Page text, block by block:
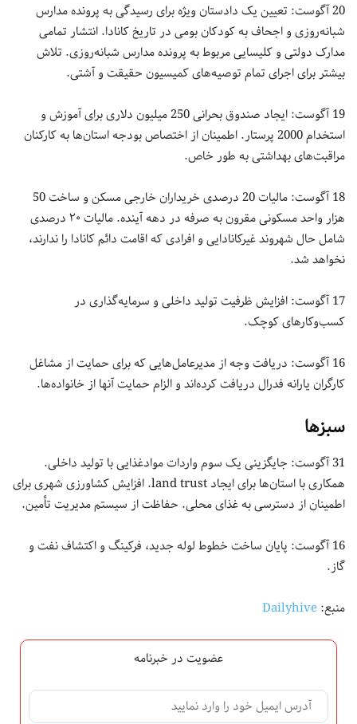
20 آگوست: تعیین یک دادستان ویژه برای رسیدگی به پرونده مدارس
شبانه‌روزی و اجحاف به کودکان بومی در تاریخ کانادا. انتشار تمامی
مدارک دولتی و کلیسایی مربوط به پرونده مدارس شبانه‌روزی. تلاش
بیشتر برای اجرای تمام توصیه‌های کمیسیون حقیقت و آشتی.
19 آگوست: ایجاد صندوق بحرانی 250 میلیون دلاری برای آموزش و
استخدام 2000 پرستار. اطمینان از اختصاص بودجه استان‌ها به کارکنان
مراقبت‌های بهداشتی به طور خاص.
18 آگوست: مالیات 20 درصدی خریداران خارجی مسکن و ساخت 50
هزار واحد مسکونی مقرون به صرفه در دهه آینده. مالیات ۲۰ درصدی
شامل حال شهروند غیرکانادایی و افرادی که اقامت دائم کانادا را ندارند،
نخواهد شد.
17 آگوست: افزایش ظرفیت تولید داخلی و سرمایه‌گذاری در
کسب‌وکارهای کوچک.
16 آگوست: دریافت وجه از مدیرعامل‌هایی که برای حمایت از مشاغل
کارگران یارانه فدرال دریافت کرده‌اند و الزام حمایت آنها از خانواده‌ها.
سبزها
31 آگوست: جایگزینی یک سوم واردات موادغذایی با تولید داخلی.
همکاری با استان‌ها برای ایجاد land trust. افزایش کشاورزی شهری برای
اطمینان از دسترسی به غذای محلی. حفاظت از سیستم مدیریت تأمین.
16 آگوست: پایان ساخت خطوط لوله جدید، فرکینگ و اکتشاف نفت و
گاز.
منبع:Dailyhive
عضویت در خبرنامه